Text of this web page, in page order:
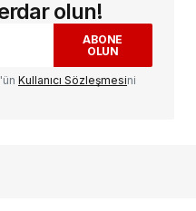
olun!
ABONE
OLUN
Kullanıcı Sözleşmesini